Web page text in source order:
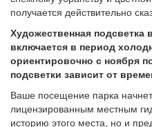
получается действительно
Художественная
включается в период
ориентировочно с ноября
подсветки зависит от
Ваше посещение парка
лицензированным местным
историю этого места, но и